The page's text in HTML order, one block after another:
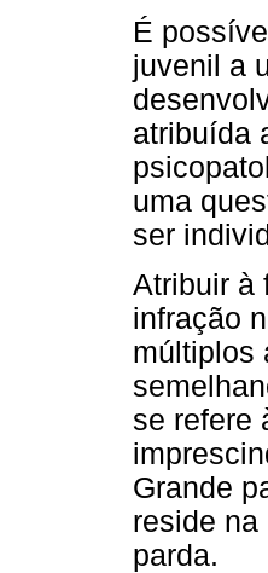
É
juvenil a
atribuída
uma
ser
Atribuir à
infração
múltiplos
se refere
Grande
reside na
parda.